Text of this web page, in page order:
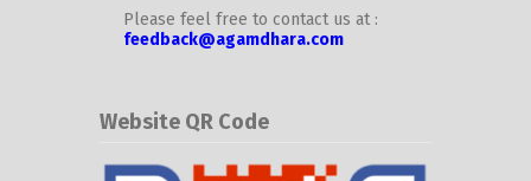
Please feel free to contact us at :
feedback@agamdhara.com
Website QR Code